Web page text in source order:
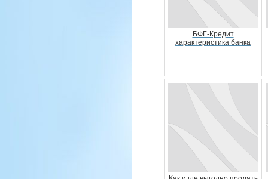
БФГ-Кредит
характеристика банка